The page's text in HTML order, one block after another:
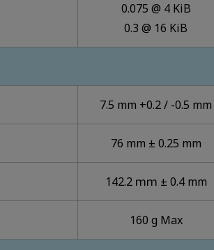
0.075 @ 4 KiB
0.3 @ 16 KiB
7.5 mm +0.2 / -0.5 mm
76 mm ± 0.25 mm
142.2 ｍｍ ± 0.4 mm
160 g Max